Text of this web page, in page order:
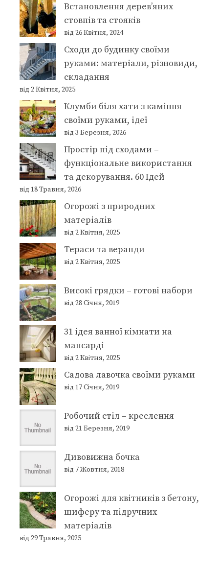
Встановлення дерев’яних
стовпів та стояків
від 26 Квітня, 2024
Сходи до будинку своїми
руками: матеріали, різновиди,
складання
від 2 Квітня, 2025
Клумби біля хати з каміння
своїми руками, ідеї
від 3 Березня, 2026
Простір під сходами –
функціональне використання
та декорування. 60 Ідей
від 18 Травня, 2026
Огорожі з природних
матеріалів
від 2 Квітня, 2025
Тераси та веранди
від 2 Квітня, 2025
Високі грядки – готові набори
від 28 Січня, 2019
31 ідея ванної кімнати на
мансарді
від 2 Квітня, 2025
Садова лавочка своїми руками
від 17 Січня, 2019
Робочий стіл – креслення
від 21 Березня, 2019
Дивовижна бочка
від 7 Жовтня, 2018
Огорожі для квітників з бетону,
шиферу та підручних
матеріалів
від 29 Травня, 2025